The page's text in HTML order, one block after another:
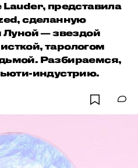
представила
сделанную
Луной — звездой
тарологом
Разбираемся,
индустрию.